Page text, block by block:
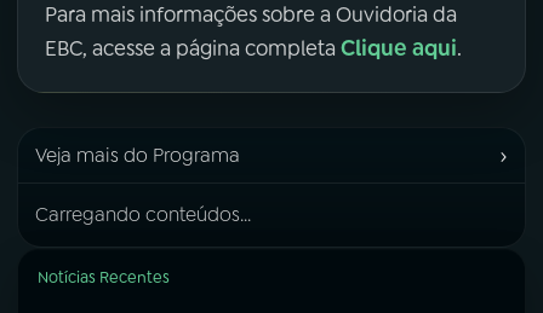
Para mais informações sobre a Ouvidoria da
EBC, acesse a página completa Clique aqui.
Veja mais do Programa ›
Carregando conteúdos...
Notícias Recentes